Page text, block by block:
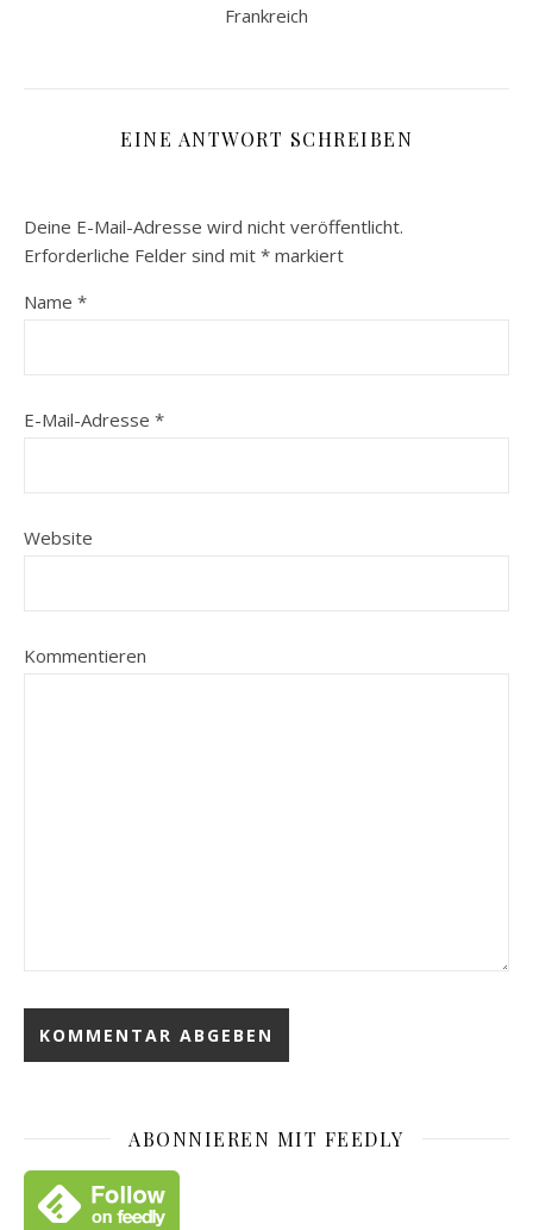
Frankreich
EINE ANTWORT SCHREIBEN
Deine E-Mail-Adresse wird nicht veröffentlicht.
Erforderliche Felder sind mit * markiert
Name *
E-Mail-Adresse *
Website
Kommentieren
ABONNIEREN MIT FEEDLY